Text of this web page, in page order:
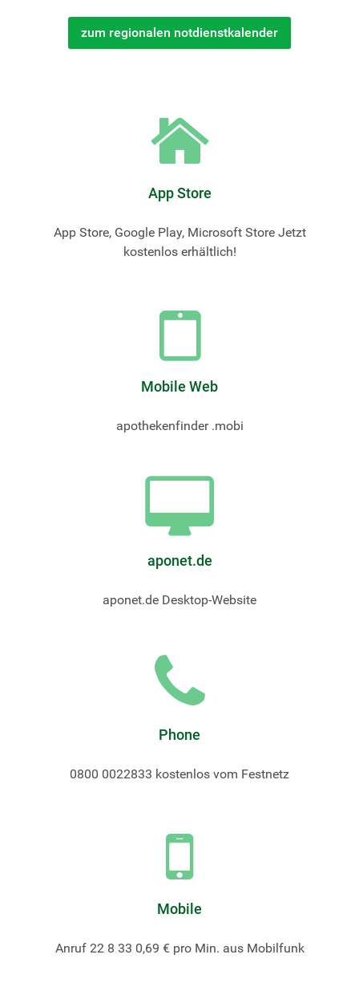
zum regionalen notdienstkalender
App Store
App Store, Google Play, Microsoft Store Jetzt
kostenlos erhältlich!
Mobile Web
apothekenfinder .mobi
aponet.de
aponet.de Desktop-Website
Phone
0800 0022833 kostenlos vom Festnetz
Mobile
Anruf 22 8 33 0,69 € pro Min. aus Mobilfunk